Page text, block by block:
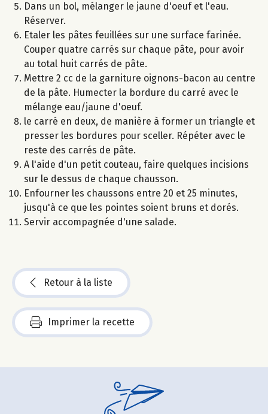
Dans un bol, mélanger le jaune d'oeuf et l'eau.
Réserver.
Etaler les pâtes feuillées sur une surface farinée.
Couper quatre carrés sur chaque pâte, pour avoir
au total huit carrés de pâte.
Mettre 2 cc de la garniture oignons-bacon au centre
de la pâte. Humecter la bordure du carré avec le
mélange eau/jaune d'oeuf.
le carré en deux, de manière à former un triangle et
presser les bordures pour sceller. Répéter avec le
reste des carrés de pâte.
A l'aide d'un petit couteau, faire quelques incisions
sur le dessus de chaque chausson.
Enfourner les chaussons entre 20 et 25 minutes,
jusqu'à ce que les pointes soient bruns et dorés.
Servir accompagnée d'une salade.
Retour à la liste
Imprimer la recette